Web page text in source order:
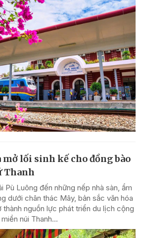
mở lối sinh kế cho đồng bào
Thanh
Pù Luông đến những nếp nhà sàn, ẩm
dưới chân thác Mây, bản sắc văn hóa
nguồn lực phát triển du lịch cộng
núi Thanh...